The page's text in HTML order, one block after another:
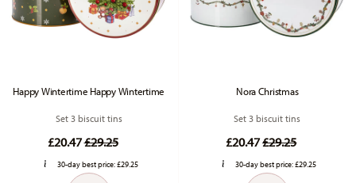
Happy Wintertime Happy Wintertime
Set 3 biscuit tins
£20.47Price reduced from
£29.25to
30-day best price:£29.25
Nora Christmas
Set 3 biscuit tins
£20.47Price reduced
£29.25to
30-day best price:£29.25